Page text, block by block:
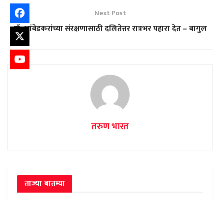
Next Post
डॉ. आंबेडकरांच्या संरक्षणासाठी दलितेत्तर रात्रभर पहारा देत – बागुल
तरुण भारत
ताज्या बातम्या